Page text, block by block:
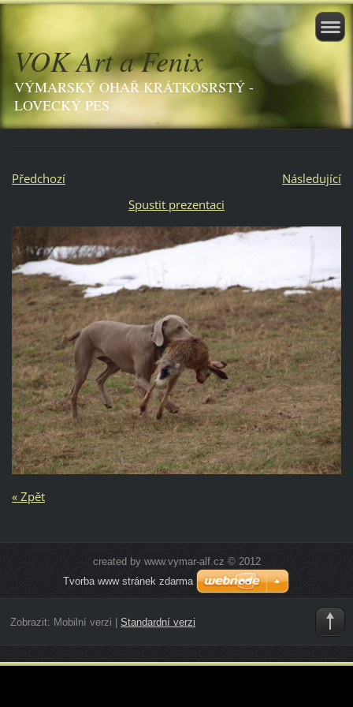
VOK Art a Fenix
VÝMARSKÝ OHAŘ KRÁTKOSRSTÝ -
LOVECKÝ PES
Předchozí
Následující
Spustit prezentaci
« Zpět
created by www.vymar-alf.cz © 2012
Tvorba www stránek zdarma
Zobrazit: Mobilní verzi Standardní verzi